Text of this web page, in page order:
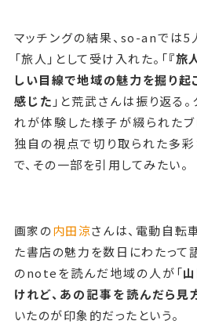
マッチングの結果、so-anでは5
「旅人」として受け入れた。「『旅
しい目線で地域の魅力を掘り起
感じた 」と荒武さんは振り返る
れが体験した様子が綴られた
独自の視点で切り取られた多
で、その一部を引用してみたい。
画家の内田涼さんは、電動自転
た書店の魅力を数日にわたって
のnoteを読んだ地域の人が「
けれど、あの記事を読んだら見
いたのが印象的だったという。